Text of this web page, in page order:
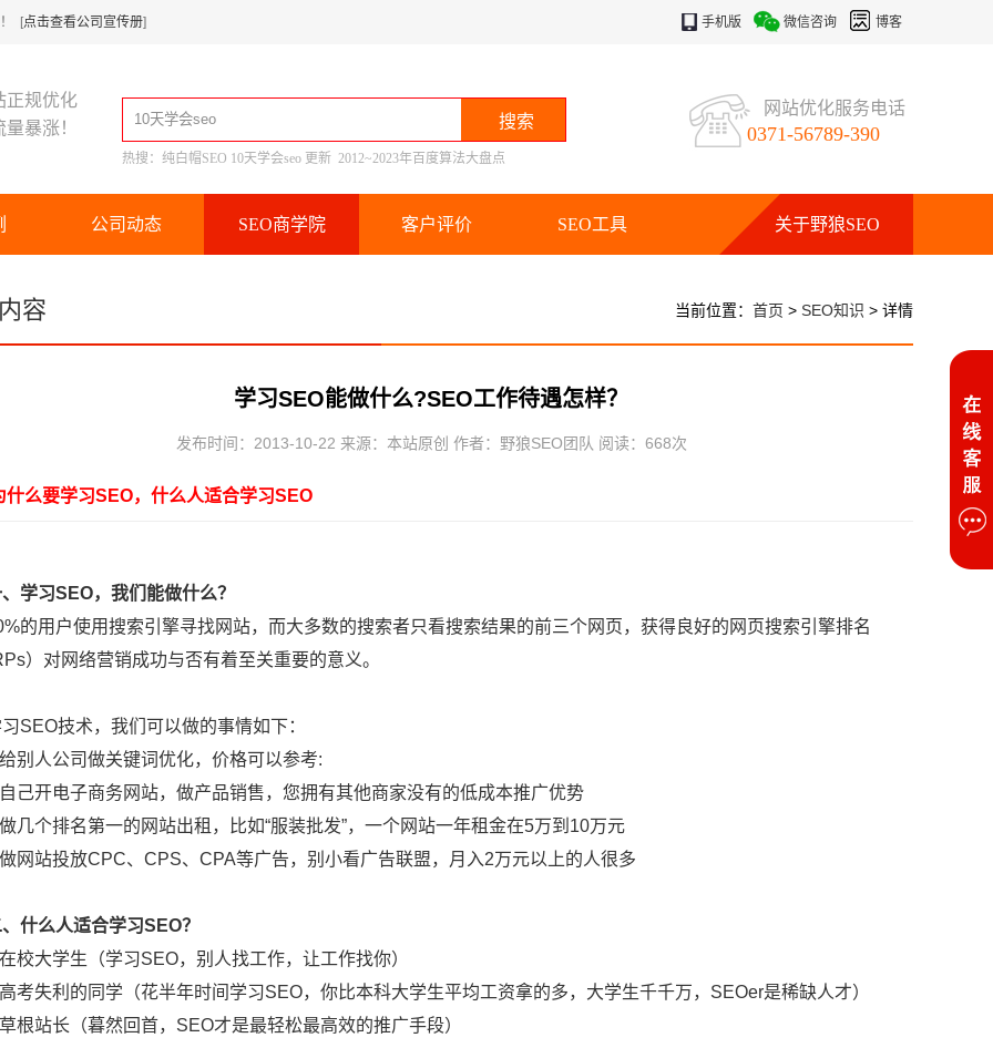
[点击查看公司宣传册] 手机版 微信咨询 博客
正规优化
暴涨！
热搜： 纯白帽SEO 10天学会seo 更新 2012~2023年百度算法大盘点
网站优化服务电话
0371-56789-390
公司动态 SEO商学院 客户评价 SEO工具 关于野狼SEO
容 当前位置： 首页 > SEO知识 > 详情
学习SEO能做什么?SEO工作待遇怎样？
发布时间：2013-10-22 来源：本站原创 作者：野狼SEO团队 阅读： 668次
要学习SEO，什么人适合学习SEO
学习SEO，我们能做什么？
用户使用搜索引擎寻找网站，而大多数的搜索者只看搜索结果的前三个网页，获得良好的网页搜索引擎排名
）对网络营销成功与否有着至关重要的意义。
技术，我们可以做的事情如下：
人公司做关键词优化，价格可以参考:
电子商务网站，做产品销售，您拥有其他商家没有的低成本推广优势
排名第一的网站出租，比如“服装批发”，一个网站一年租金在5万到10万元
投放CPC、CPS、CPA等广告，别小看广告联盟，月入2万元以上的人很多
什么人适合学习SEO？
学生（学习SEO，别人找工作，让工作找你）
利的同学（花半年时间学习SEO，你比本科大学生平均工资拿的多，大学生千千万，SEOer是稀缺人才）
长（暮然回首，SEO才是最轻松最高效的推广手段）